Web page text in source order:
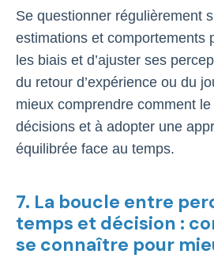
Se questionner régulièrement
estimations et comportements
les biais et d’ajuster ses
du retour d’expérience ou du
mieux comprendre comment
décisions et à adopter une
équilibrée face au temps.
7. La boucle entre
temps et décision :
se connaître pour